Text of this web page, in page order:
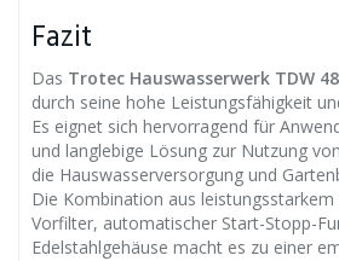
Fazit
Das Trotec Hauswasserwerk TDW
durch seine hohe Leistungsfähigkeit
Es eignet sich hervorragend für
und langlebige Lösung zur Nutzung
die Hauswasserversorgung und
Die Kombination aus
Vorfilter, automatischer Start-Stopp-
Edelstahlgehäuse macht es zu einer